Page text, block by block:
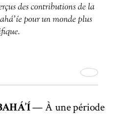
des contributions de la
pour un monde plus
— À une période